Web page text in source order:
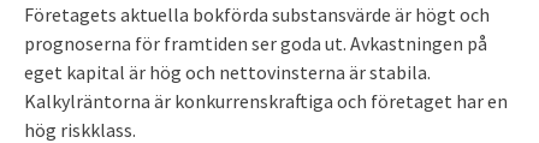
Företagets aktuella bokförda substansvärde är högt och
prognoserna för framtiden ser goda ut. Avkastningen på
eget kapital är hög och nettovinsterna är stabila.
Kalkylräntorna är konkurrenskraftiga och företaget har en
hög riskklass.